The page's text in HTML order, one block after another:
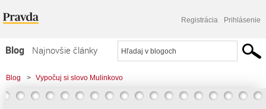
Registrácia Prihlásenie
Blog
Najnovšie články
Najčítanejšie články
Najkomentovanejšie články
Blog > Vypočuj si slovo Mulinkovo
> Branislav Ondruš nechce viesť odbory. Chce ich vrátiť pod vplyv Smeru